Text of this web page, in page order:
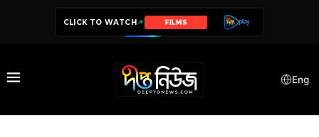
CLICK TO WATCH FILMS
Eng